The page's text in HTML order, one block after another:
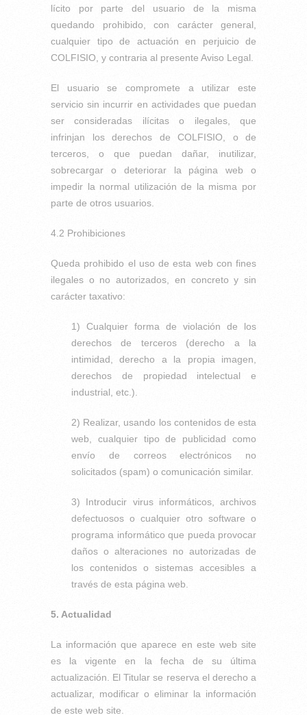
lícito por parte del usuario de la misma
quedando prohibido, con carácter general,
cualquier tipo de actuación en perjuicio de
COLFISIO, y contraria al presente Aviso Legal.
El usuario se compromete a utilizar este
servicio sin incurrir en actividades que puedan
ser consideradas ilícitas o ilegales, que
infrinjan los derechos de COLFISIO, o de
terceros, o que puedan dañar, inutilizar,
sobrecargar o deteriorar la página web o
impedir la normal utilización de la misma por
parte de otros usuarios.
4.2 Prohibiciones
Queda prohibido el uso de esta web con fines
ilegales o no autorizados, en concreto y sin
carácter taxativo:
1) Cualquier forma de violación de los
derechos de terceros (derecho a la
intimidad, derecho a la propia imagen,
derechos de propiedad intelectual e
industrial, etc.).
2) Realizar, usando los contenidos de esta
web, cualquier tipo de publicidad como
envío de correos electrónicos no
solicitados (spam) o comunicación similar.
3) Introducir virus informáticos, archivos
defectuosos o cualquier otro software o
programa informático que pueda provocar
daños o alteraciones no autorizadas de
los contenidos o sistemas accesibles a
través de esta página web.
5. Actualidad
La información que aparece en este web site
es la vigente en la fecha de su última
actualización. El Titular se reserva el derecho a
actualizar, modificar o eliminar la información
de este web site.